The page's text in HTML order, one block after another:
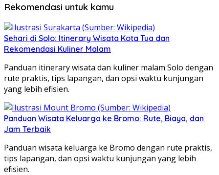
Rekomendasi untuk kamu
Sehari di Solo: Itinerary Wisata Kota Tua dan
Rekomendasi Kuliner Malam
Panduan itinerary wisata dan kuliner malam Solo dengan
rute praktis, tips lapangan, dan opsi waktu kunjungan
yang lebih efisien.
Panduan Wisata Keluarga ke Bromo: Rute, Biaya, dan
Jam Terbaik
Panduan wisata keluarga ke Bromo dengan rute praktis,
tips lapangan, dan opsi waktu kunjungan yang lebih
efisien.